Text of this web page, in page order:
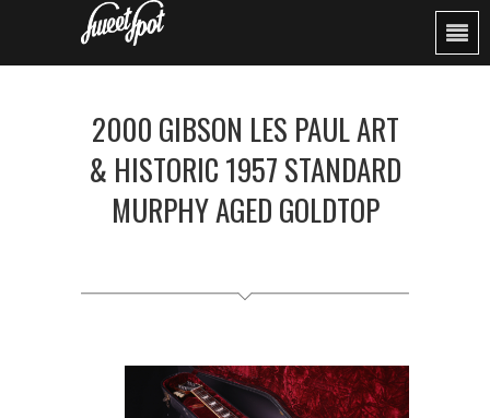
2000 GIBSON LES PAUL ART
& HISTORIC 1957 STANDARD
MURPHY AGED GOLDTOP